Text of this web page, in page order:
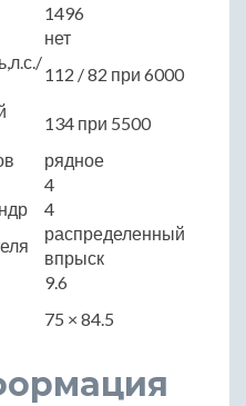
1496
нет
112 / 82 при 6000
134 при 5500
рядное
4
4
распределенный
впрыск
9.6
75 × 84.5